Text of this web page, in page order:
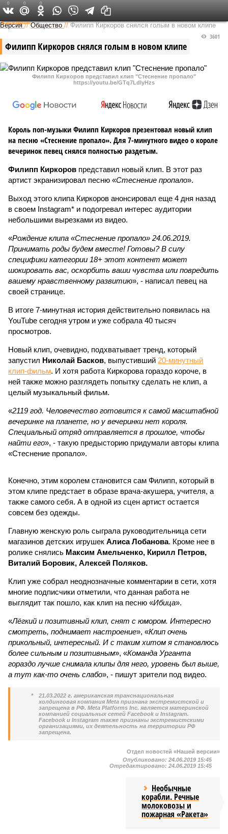
Федеральный выпуск
Версия //Общество //Филипп Киркоров снялся голым в новом клипе
Филипп Киркоров снялся голым в новом клипе
3601
Филипп Киркоров представил клип "Стеснение пропало"
https://youtu.be/GTq7LdlyHzs
Король поп-музыки Филипп Киркоров презентовал новый клип
на песню «Стеснение пропало». Для 7-минутного видео о короле
вечеринок певец снялся полностью раздетым.
Филипп Киркоров представил новый клип. В этот раз
артист экранизировал песню «Стеснение пропало».
Выход этого клипа Киркоров анонсировал еще 4 дня назад
в своем Instagram* и подогревал интерес аудитории
небольшими вырезками из видео.
«Рождение клипа «Стеснение пропало» 24.06.2019.
Принимать роды будем вместе! Готовы? В силу
специфики категории 18+ этот контент может
шокировать вас, оскорбить ваши чувства или повредить
вашему нравственному развитию», - написал певец на
своей странице.
В итоге 7-минутная история действительно появилась на
YouTube сегодня утром и уже собрала 40 тысяч
просмотров.
Новый клип, очевидно, подхватывает тренд, который
запустил Николай Басков, выпустивший 20-минутный
клип-фильм. И хотя работа Киркорова гораздо короче, в
ней также можно разглядеть попытку сделать не клип, а
целый музыкальный фильм.
«2119 год. Человечество готовится к самой масштабной
вечеринке на планете, но у вечеринки нет короля.
Специальный отряд отправляется в прошлое, чтобы
найти его», - такую предысторию придумали авторы клипа
«Стеснение пропало».
Конечно, этим королем становится сам Филипп, который в
этом клипе предстает в образе врача-акушера, учителя, а
также самого себя. А в одной из сцен артист остается
совсем без одежды.
Главную женскую роль сыграла руководительница сети
магазинов детских игрушек Алиса Лобанова. Кроме нее в
ролике снялись Максим Амельченко, Кирилл Петров,
Виталий Боровик, Алексей Поляков.
Клип уже собрал неоднозначные комментарии в сети, хотя
многие подписчики отметили, что данная работа не
выглядит так пошло, как клип на песню «Ибица».
«Лёгкий и позитивный клип, снят с юмором. Интересно
смотреть, поднимает настроение», «Клип очень
прикольный, интересный. И с таким хитом я становлюсь
более сильным и позитивным», «Команда Урганта
гораздо лучше снимала клипы для него, уровень был выше,
а тут как-то очень слабо», - пишут зрители под видео.
*
21.03.2022 г. американская транснациональная
холдинговая компания Meta признана экстремистской и
запрещена в РФ. Meta Platforms Inc. является материнской
компанией социальных сетей Facebook и Instagram.
Facebook и Instagram также признаны экстремистскими
организациями, их деятельность на территории РФ
запрещена.
0 0 0
Отдел новостей «Нашей версии»
Опубликовано: 24.06.2019 15:45
Отредактировано: 24.06.2019 15:45
Необычные
корабли. Речные
молоковозы и
пожарная «Ракета»